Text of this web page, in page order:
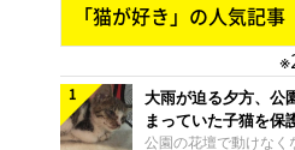
「猫が好き」の人気記事
大雨が迫る夕方、公
まっていた子猫を
と“姉妹”のような関
公園の花壇で動けなく